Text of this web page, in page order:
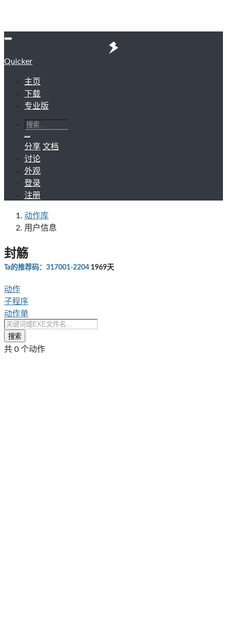
Quicker
主页
下载
专业版
分享 文档
讨论
外观
登录
注册
动作库
用户信息
封觞
Ta的推荐码：317001-2204 1969天
动作
子程序
动作单
搜索
共 0 个动作